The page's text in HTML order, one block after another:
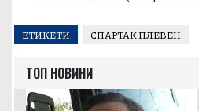
ЕТИКЕТИ СПАРТАК ПЛЕВЕН
ТОП НОВИНИ